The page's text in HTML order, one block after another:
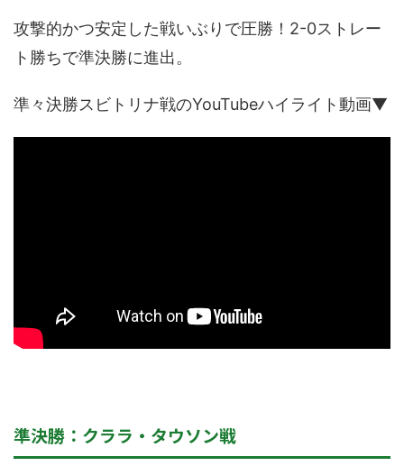
攻撃的かつ安定した戦いぶりで圧勝！2-0ストレー
ト勝ちで準決勝に進出。
準々決勝スビトリナ戦のYouTubeハイライト動画▼
準決勝：クララ・タウソン戦